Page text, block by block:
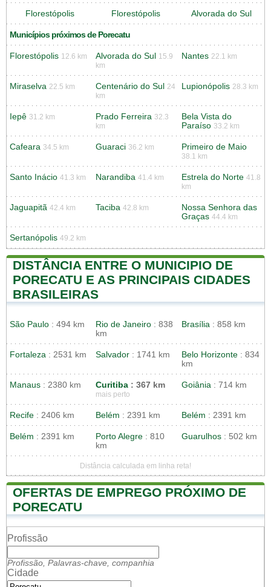
Florestópolis Florestópolis Alvorada do Sul
Municípios próximos de Porecatu
Florestópolis 12.6 km Alvorada do Sul 15.9
km
Nantes 22.1 km
Miraselva 22.5 km Centenário do Sul 24
km
Lupionópolis 28.3 km
Iepê 31.2 km Prado Ferreira 32.3
km
Bela Vista do
Paraíso 33.2 km
Cafeara 34.5 km Guaraci 36.2 km Primeiro de Maio
38.1 km
Santo Inácio 41.3 km Narandiba 41.4 km Estrela do Norte 41.8
km
Jaguapitã 42.4 km Taciba 42.8 km
Nossa Senhora das
Graças 44.4 km
Sertanópolis 49.2 km
DISTÂNCIA ENTRE O MUNICIPIO DE
PORECATU E AS PRINCIPAIS CIDADES
BRASILEIRAS
São Paulo : 494 km Rio de Janeiro : 838
km
Brasília : 858 km
Fortaleza : 2531 km Salvador : 1741 km Belo Horizonte : 834
km
Manaus : 2380 km Curitiba : 367 km
mais perto
Goiânia : 714 km
Recife : 2406 km Belém : 2391 km Belém : 2391 km
Belém : 2391 km Porto Alegre : 810
km
Guarulhos : 502 km
Distância calculada em linha reta!
OFERTAS DE EMPREGO PRÓXIMO DE
PORECATU
Profissão
Profissão, Palavras-chave, companhia
Cidade